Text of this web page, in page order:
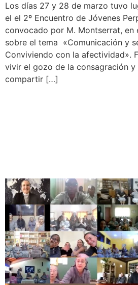
Los días 27 y 28 de marzo tuvo
el el 2º Encuentro de Jóvenes
convocado por M. Montserrat, en
sobre el tema «Comunicación y
Conviviendo con la afectividad».
vivir el gozo de la consagración y
compartir […]